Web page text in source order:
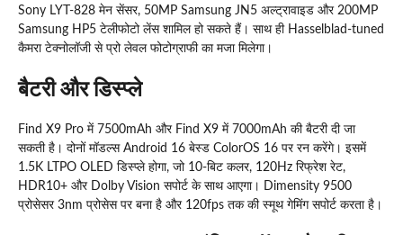
Sony LYT-828 मेन सेंसर, 50MP Samsung JN5 अल्ट्रावाइड और 200MP
Samsung HP5 टेलीफोटो लेंस शामिल हो सकते हैं। साथ ही Hasselblad-tuned
कैमरा टेक्नोलॉजी से प्रो लेवल फोटोग्राफी का मजा मिलेगा।
बैटरी और डिस्प्ले
Find X9 Pro में 7500mAh और Find X9 में 7000mAh की बैटरी दी जा
सकती है। दोनों मॉडल्स Android 16 बेस्ड ColorOS 16 पर रन करेंगे। इसमें
1.5K LTPO OLED डिस्प्ले होगा, जो 10-बिट कलर, 120Hz रिफ्रेश रेट,
HDR10+ और Dolby Vision सपोर्ट के साथ आएगा। Dimensity 9500
प्रोसेसर 3nm प्रोसेस पर बना है और 120fps तक की स्मूथ गेमिंग सपोर्ट करता है।